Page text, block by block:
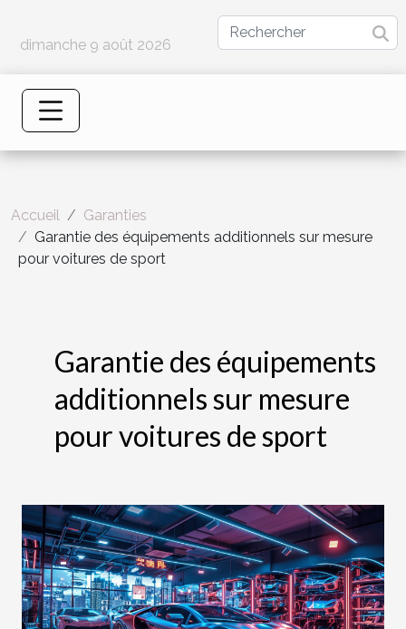
dimanche 9 août 2026
Accueil
Garanties
Garantie des équipements additionnels sur mesure
pour voitures de sport
Garantie des équipements
additionnels sur mesure
pour voitures de sport